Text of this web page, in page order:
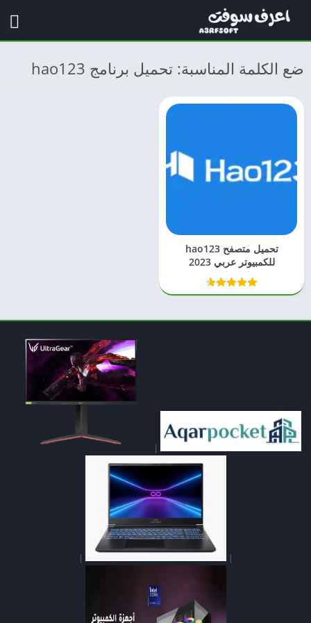
ضع الكلمة المناسبة: تحميل برنامج hao123
تحميل متصفح hao123
للكمبيوتر عربي 2023
|
|
|